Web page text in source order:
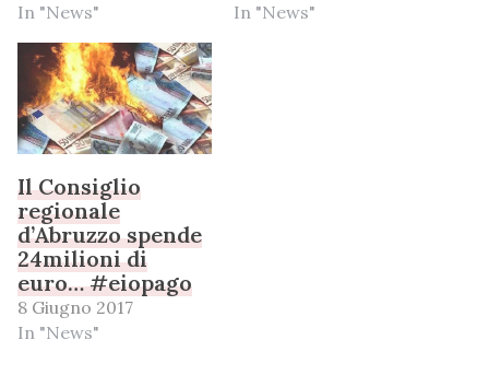
In "News"
In "News"
Il Consiglio
regionale
d’Abruzzo spende
24milioni di
euro… #eiopago
8 Giugno 2017
In "News"